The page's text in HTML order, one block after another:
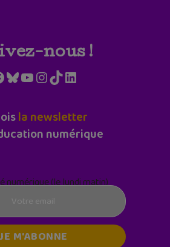
nous !
Bluesky
YouTube
Instagram
TikTokLinkedIn
la newsletter
numérique
numérique (le lundi matin)